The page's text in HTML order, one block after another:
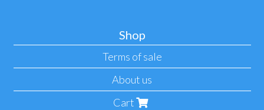
Shop
Terms of sale
About us
Cart